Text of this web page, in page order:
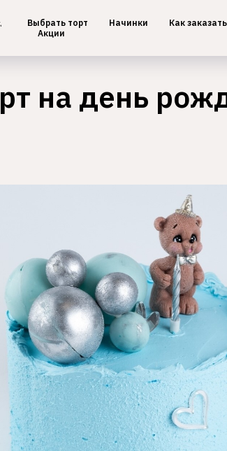
Выбрать торт Начинки Как заказать
Акции
на день